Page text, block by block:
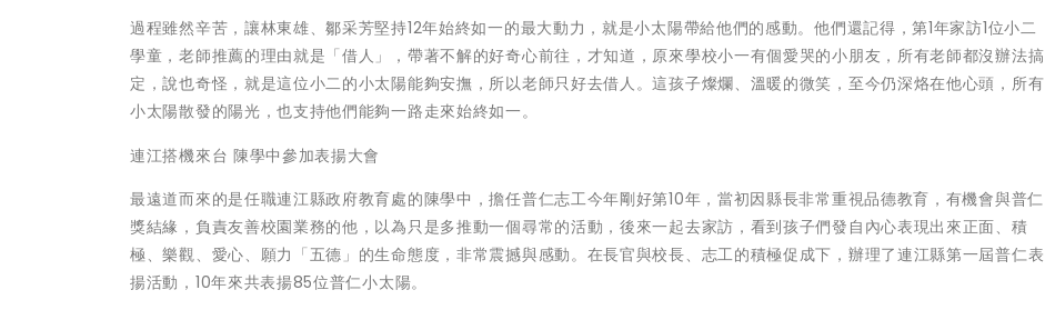
過程雖然辛苦，讓林東雄、鄒采芳堅持12年始終如一的最大動力，就是小太陽帶給他們的感動。他們還記得，第1年家訪1位小二
學童，老師推薦的理由就是「借人」，帶著不解的好奇心前往，才知道，原來學校小一有個愛哭的小朋友，所有老師都沒辦法搞
定，說也奇怪，就是這位小二的小太陽能夠安撫，所以老師只好去借人。這孩子燦爛、溫暖的微笑，至今仍深烙在他心頭，所有
小太陽散發的陽光，也支持他們能夠一路走來始終如一。
連江搭機來台 陳學中參加表揚大會
最遠道而來的是任職連江縣政府教育處的陳學中，擔任普仁志工今年剛好第10年，當初因縣長非常重視品德教育，有機會與普仁
獎結緣，負責友善校園業務的他，以為只是多推動一個尋常的活動，後來一起去家訪，看到孩子們發自內心表現出來正面、積
極、樂觀、愛心、願力「五德」的生命態度，非常震撼與感動。在長官與校長、志工的積極促成下，辦理了連江縣第一屆普仁表
揚活動，10年來共表揚85位普仁小太陽。